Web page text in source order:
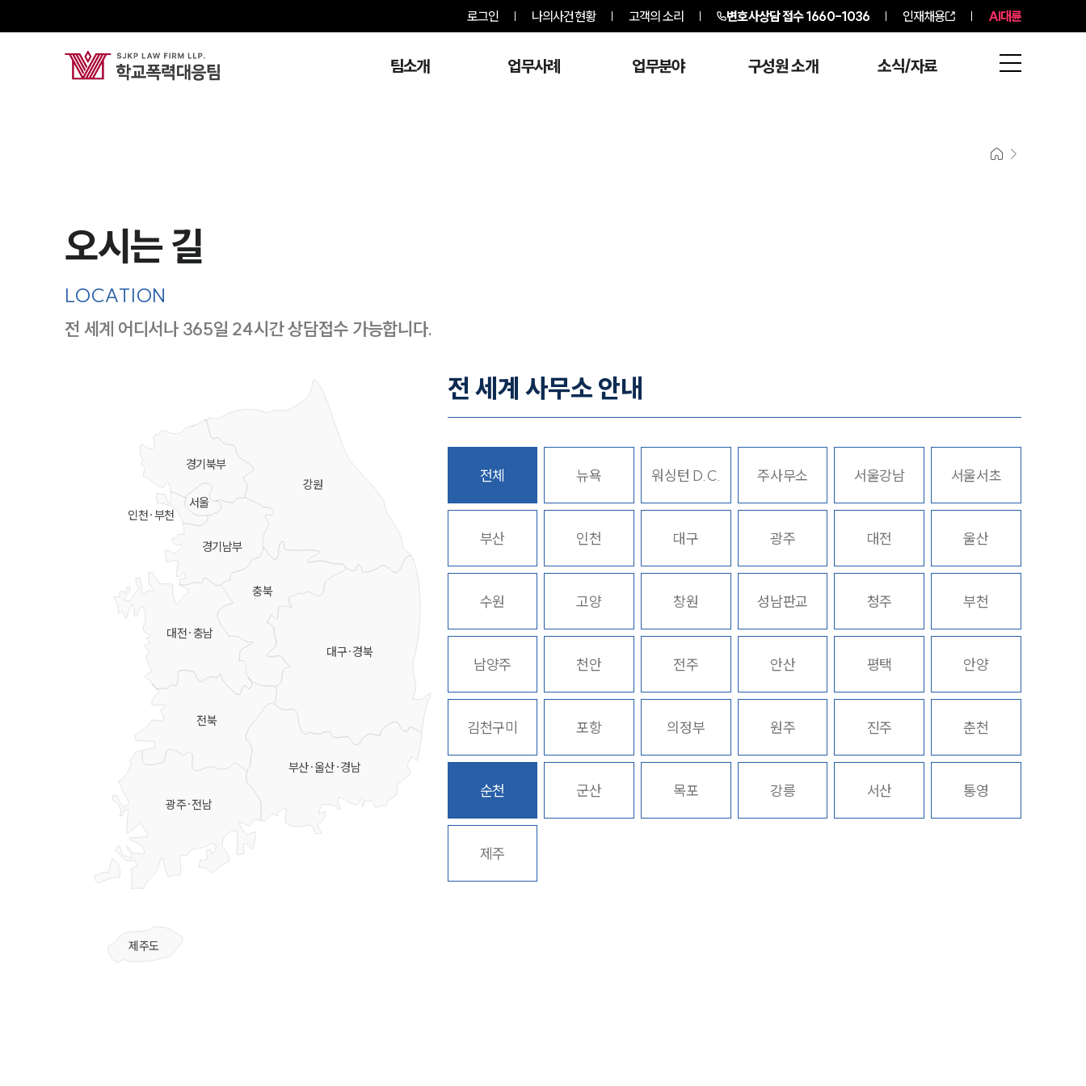
로그인 나의사건현황 고객의 소리 변호사상담 접수1660-1036 인재채용 AI대륜
팀소개 업무사례 업무분야 구성원 소개 소식/자료
주요 업무사례
사례분석/최신동향
법률정보
법률지식인
고객후기
업무분야
학교폭력대응팀 업무
전체
구성원 소개
학교폭력전문변호사
오시는 길
LOCATION
전 세계 어디서나 365일 24시간 상담접수 가능합니다.
강원
충북
대전·충남
대구·경북
부산·울산·경남
전북
광주·전남
제주도
경기북부
경기남부
서울
인천·부천
전 세계 사무소 안내
전체 뉴욕 워싱턴 D.C. 주사무소 서울강남 서울서초
부산 인천 대구 광주 대전 울산
수원 고양 창원 성남판교 청주 부천
남양주 천안 전주 안산 평택 안양
김천구미 포항 의정부 원주 진주 춘천
순천 군산 목포 강릉 서산 통영
제주